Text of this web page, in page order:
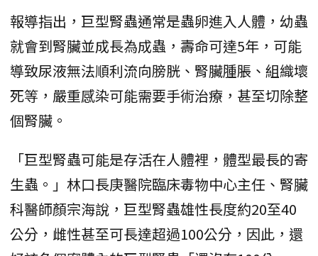
報導指出，巨型腎蟲通常是蟲卵進入人體，幼蟲
就會到腎臟並成長為成蟲，壽命可達5年，可能
導致尿液無法順利流向膀胱、腎臟腫脹、組織壞
死等，嚴重感染可能需要手術治療，甚至切除整
個腎臟。
「巨型腎蟲可能是存活在人體裡，體型最長的寄
生蟲。」林口長庚醫院臨床毒物中心主任、腎臟
科醫師顏宗海說，巨型腎蟲雄性長度約20至40
公分，雌性甚至可長達超過100公分，因此，還